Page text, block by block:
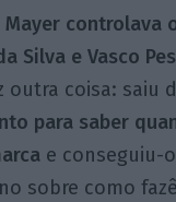
controlava
Silva e Vasco
outra coisa: saiu
para saber
e conseguiu-
sobre como